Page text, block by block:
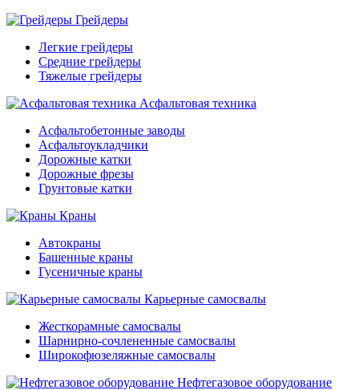
Грейдеры
Легкие грейдеры
Средние грейдеры
Тяжелые грейдеры
Асфальтовая техника
Асфальтобетонные заводы
Асфальтоукладчики
Дорожные катки
Дорожные фрезы
Грунтовые катки
Краны
Автокраны
Башенные краны
Гусеничные краны
Карьерные самосвалы
Жесткорамные самосвалы
Шарнирно-сочлененные самосвалы
Широкофюзеляжные самосвалы
Нефтегазовое оборудование